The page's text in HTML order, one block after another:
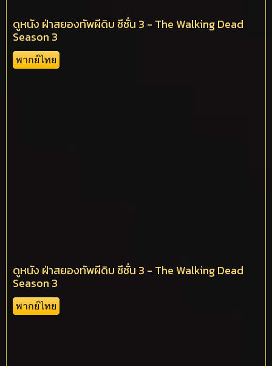
ดูหนัง ฝ่าสยองทัพผีดิบ ซีซั่น 3 - The Walking Dead
Season 3
พากย์ไทย
ดูหนัง ฝ่าสยองทัพผีดิบ ซีซั่น 3 - The Walking Dead
Season 3
พากย์ไทย